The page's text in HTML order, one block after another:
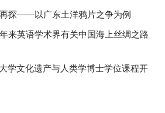
探——以广东土洋鸦片之争为例
来英语学术界有关中国海上丝绸之路
学文化遗产与人类学博士学位课程开